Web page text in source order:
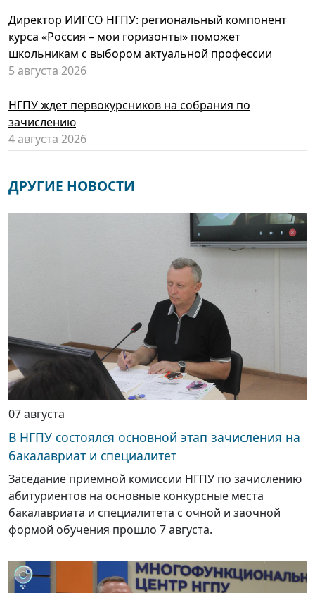
Директор ИИГСО НГПУ: региональный компонент
курса «Россия – мои горизонты» поможет
школьникам с выбором актуальной профессии
5 августа 2026
НГПУ ждет первокурсников на собрания по
зачислению
4 августа 2026
ДРУГИЕ НОВОСТИ
07 августа
В НГПУ состоялся основной этап зачисления на
бакалавриат и специалитет
Заседание приемной комиссии НГПУ по зачислению
абитуриентов на основные конкурсные места
бакалавриата и специалитета с очной и заочной
формой обучения прошло 7 августа.